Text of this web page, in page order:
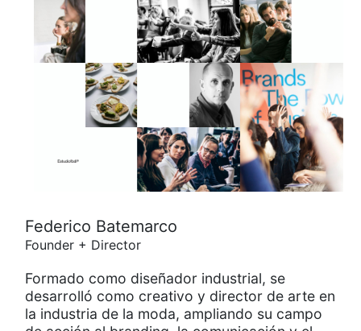
Federico Batemarco
Founder + Director
Formado como diseñador industrial, se
desarrolló como creativo y director de arte en
la industria de la moda, ampliando su campo